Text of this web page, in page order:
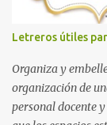
Letreros útiles
Organiza y
organización de
personal docente